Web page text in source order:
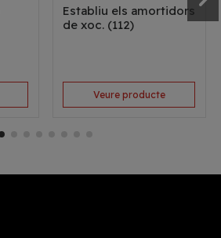
Establiu els amortidors
de xoc. (112)
Veure producte